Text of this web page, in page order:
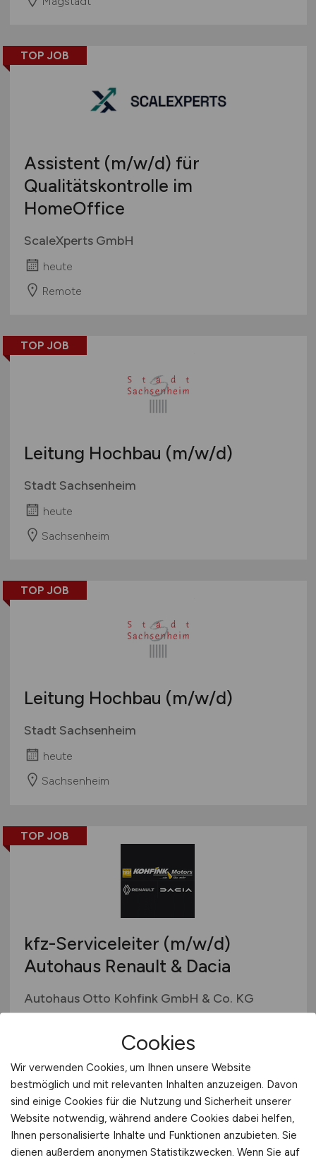
TOP JOB
Assistent (m/w/d) für
Qualitätskontrolle im
HomeOffice
ScaleXperts GmbH
heute
Remote
TOP JOB
Leitung Hochbau (m/w/d)
Stadt Sachsenheim
heute
Sachsenheim
TOP JOB
Leitung Hochbau (m/w/d)
Stadt Sachsenheim
heute
Sachsenheim
TOP JOB
kfz-Serviceleiter (m/w/d)
Autohaus Renault & Dacia
Autohaus Otto Kohfink GmbH & Co. KG
Bietigheim-Bissingen
TOP JOB
Cookies
Wir verwenden Cookies, um Ihnen unsere Website
bestmöglich und mit relevanten Inhalten anzuzeigen. Davon
sind einige Cookies für die Nutzung und Sicherheit unserer
Website notwendig, während andere Cookies dabei helfen,
Ihnen personalisierte Inhalte und Funktionen anzubieten. Sie
dienen außerdem anonymen Statistikzwecken. Wenn Sie auf